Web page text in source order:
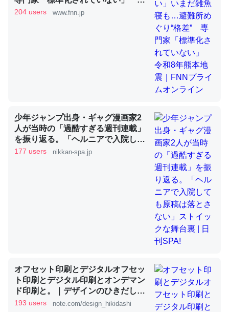
昆虫ってカルシウム少ないのか。知らんかった。調べたら
コオロギのカルシウム分はエビの600分の1程度。
─ニュース :: 【研究発表】昆虫学の大問題＝「昆虫はなぜ海にいな
論文では「淡水はカルシウムも酸素も不足してて両方に不
利だから両方が拮抗してるのでは」とあって面白い。海に
いる鋏角類（カブトガニ・ウミグモ）はカルシウムを使わ
ずキチンを強化してる筈だが、酵素が違うのか？
─ニュース :: 【研究発表】昆虫学の大問題＝「昆虫はなぜ海にいな
類は苦労してるんだな…。腹足類だと殻を無くしてナメク
ジになったり努力してるし。
─ニュース :: 【研究発表】昆虫学の大問題＝「昆虫はなぜ海にいな
いのか」に関する新仮説
和8年熊本地震｜FNNプライムオン
204 users www.fnn.jp
少年ジャンプ出身・ギャグ漫画家2
人が当時の「過酷すぎる週刊連載」
を振り返る。「ヘルニアで入院して
も原稿は落とさない」ストイックな
177 users nikkan-spa.jp
オフセット印刷とデジタルオフセッ
ト印刷とデジタル印刷とオンデマン
ド印刷と。｜デザインのひきだし
津田淳子
193 users note.com/design_hikidashi